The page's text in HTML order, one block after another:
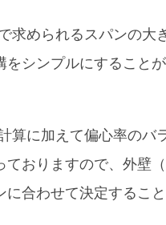
求められるスパンの大
をシンプルにすること
算に加えて偏心率のバ
ておりますので、外壁
に合わせて決定するこ